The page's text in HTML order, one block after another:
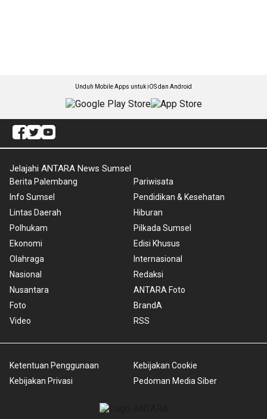
Unduh Mobile Apps untuk iOS dan Android
Jelajahi ANTARA News Sumsel
Berita Palembang
Info Sumsel
Lintas Daerah
Polhukam
Ekonomi
Olahraga
Nasional
Nusantara
Foto
Video
Pariwisata
Pendidikan & Kesehatan
Hiburan
Pilkada Sumsel
Edisi Khusus
Internasional
Redaksi
ANTARA Foto
BrandA
RSS
Ketentuan Penggunaan
Kebijakan Privasi
Kebijakan Cookie
Pedoman Media Siber